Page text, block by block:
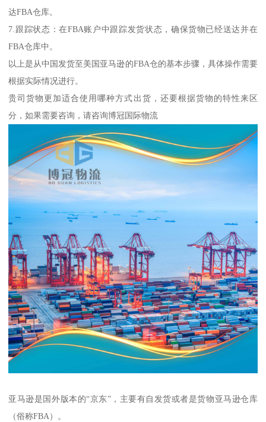
达FBA仓库。
7.跟踪状态：在FBA账户中跟踪发货状态，确保货物已经送达并在
FBA仓库中。
以上是从中国发货至美国亚马逊的FBA仓的基本步骤，具体操作需要
根据实际情况进行。
贵司货物更加适合使用哪种方式出货，还要根据货物的特性来区
分，如果需要咨询，请咨询博冠国际物流
亚马逊是国外版本的“京东”，主要有自发货或者是货物亚马逊仓库
（俗称FBA）。